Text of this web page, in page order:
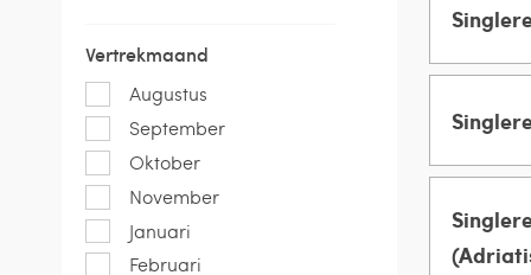
Vertrekmaand
Augustus
September
Oktober
November
Januari
Februari